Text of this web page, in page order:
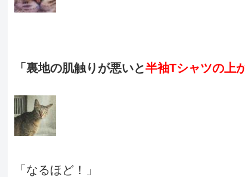
「裏地の肌触りが悪いと半袖Tシャツの上
「なるほど！」